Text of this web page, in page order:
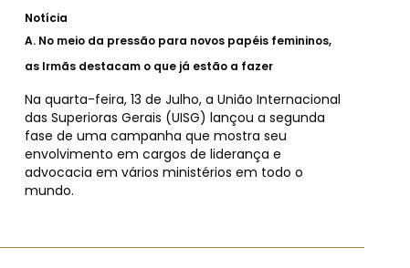
Notícia
A. No meio da pressão para novos papéis femininos,
as Irmãs destacam o que já estão a fazer
Na quarta-feira, 13 de Julho, a União Internacional
das Superioras Gerais (UISG) lançou a segunda
fase de uma campanha que mostra seu
envolvimento em cargos de liderança e
advocacia em vários ministérios em todo o
mundo.